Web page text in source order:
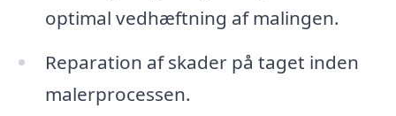
optimal vedhæftning af malingen.
Reparation af skader på taget inden
malerprocessen.